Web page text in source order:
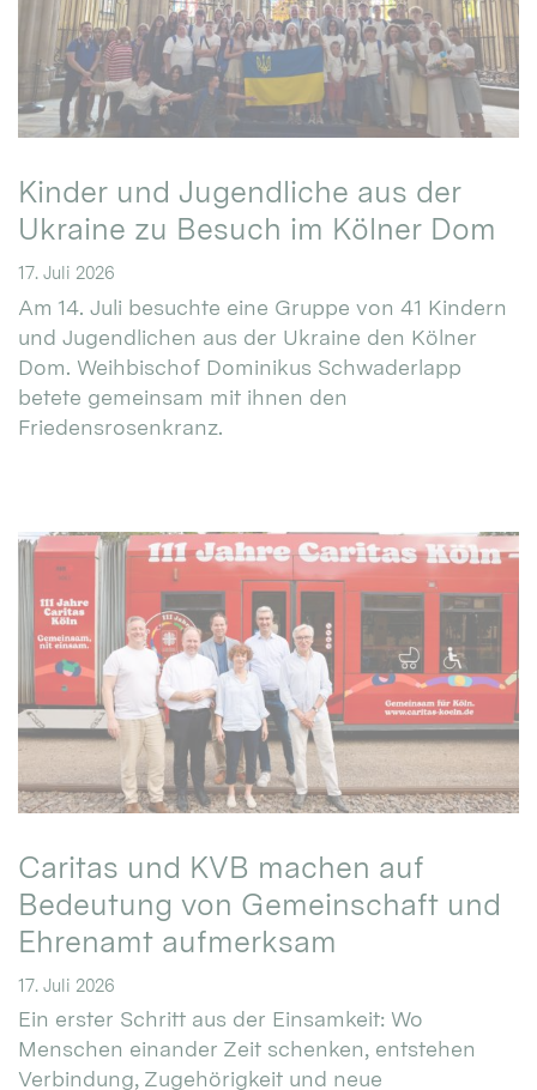
Kinder und Jugendliche aus der
Ukraine zu Besuch im Kölner Dom
17. Juli 2026
Am 14. Juli besuchte eine Gruppe von 41 Kindern
und Jugendlichen aus der Ukraine den Kölner
Dom. Weihbischof Dominikus Schwaderlapp
betete gemeinsam mit ihnen den
Friedensrosenkranz.
Caritas und KVB machen auf
Bedeutung von Gemeinschaft und
Ehrenamt aufmerksam
17. Juli 2026
Ein erster Schritt aus der Einsamkeit: Wo
Menschen einander Zeit schenken, entstehen
Verbindung, Zugehörigkeit und neue